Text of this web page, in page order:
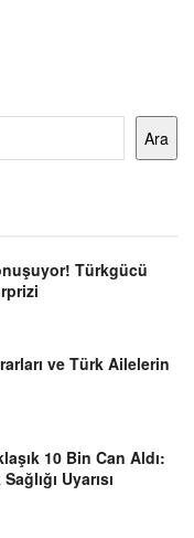
Ara
Türkgücü
ve Türk Ailelerin
10 Bin Can Aldı:
Uyarısı